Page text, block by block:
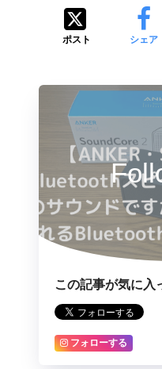
ポスト シェア
この記事が気に入
フォローする